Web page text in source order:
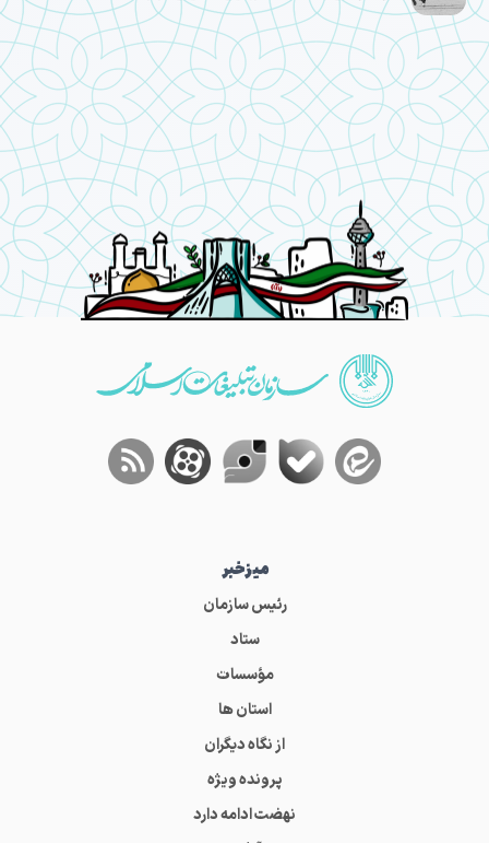
میز‌خبر
رئیس سازمان
ستاد
مؤسسات
استان ها
از نگاه دیگران
پرونده ویژه
نهضت ادامه دارد